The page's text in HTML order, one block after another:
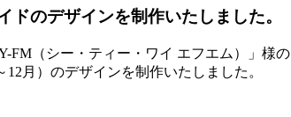
のデザインを制作いたしました。
FM（シー・ティー・ワイ エフエム）」様の
月）のデザインを制作いたしました。